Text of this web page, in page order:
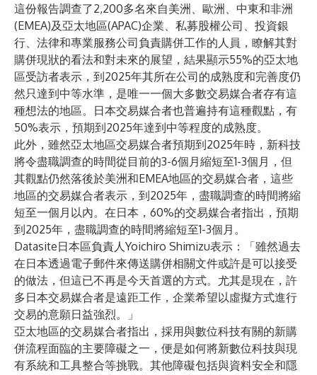
這份報告調查了2,200多名來自美洲、歐洲、中東和非洲
(EMEA)及亞太地區(APAC)企業、私募股權公司、投資銀
行、法律和專業服務公司負責購併工作的人員，瞭解其對
購併現狀的看法和對未來的展望，結果顯示55%的亞太地
區受訪者表示，到2025年其所在公司的成熟度和完善度仍
然只達到中等水準，是唯一一個大多數交易媒合者存有這
種想法的地區。日本交易媒合者也普遍持有這種觀點，有
50%表示，預期到2025年達到中等程度的成熟度。
此外，雖然亞太地區交易媒合者預期到2025年時，新科技
將令盡職調查的時間從目前的3-6個月縮短至1-3個月，但
其觀點仍然落後於美洲和EMEA地區的交易媒合者，這些
地區的交易媒合者表示，到2025年，盡職調查的時間將縮
短至一個月以內。在日本，60%的交易媒合者指出，預期
到2025年，盡職調查的時間將縮短至1-3個月。
Datasite日本區負責人Yoichiro Shimizu表示：「雖然過去
在日本透過電子郵件來傳送購併相關文件或許是可以接受
的做法，但這已不再是今天首選的方式。尤其是現在，許
多日本交易媒合者是遠距工作，企業希望以虛擬方式進行
交易的意願日益強烈。」
亞太地區的交易媒合者指出，採用與數位科技有關的新購
併流程面臨的主要障礙之一，便是如何將新數位科技與現
有系統和工具整合等挑戰。其他障礙包括與資料安全和隱